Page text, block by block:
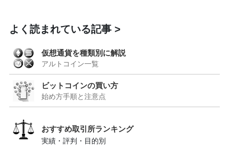
よく読まれている記事
仮想通貨を種類別に解説
アルトコイン一覧
ビットコインの買い方
始め方手順と注意点
おすすめ取引所ランキング
実績・評判・目的別